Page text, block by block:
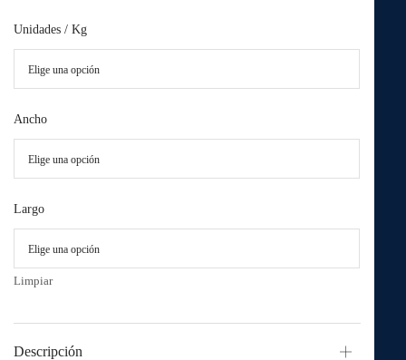
Unidades / Kg
Ancho
Largo
Limpiar
Descripción